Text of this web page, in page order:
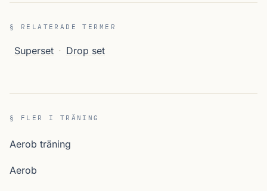
§ RELATERADE TERMER
Superset · Drop set
§ FLER I TRÄNING
Aerob träning
Aerob